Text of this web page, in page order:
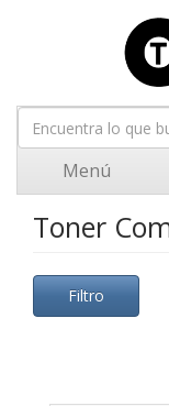
Menú
Toner
Filtro